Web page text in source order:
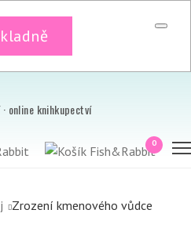
online knihkupectví
0
Zrození kmenového vůdce